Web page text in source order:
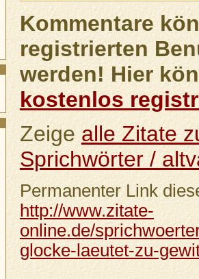
Kommentare
registrierten
werden! Hier
kostenlos
Zeigealle Zitate
Sprichwörter /
Permanenter Link
http://www.zitate-
online.de/
glocke-laeutet-zu-